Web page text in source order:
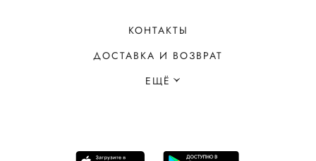
КОНТАКТЫ
ДОСТАВКА И ВОЗВРАТ
ЕЩЁ